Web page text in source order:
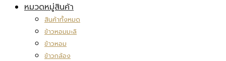
หมวดหมู่สินค้า
สินค้าทั้งหมด
ข้าวหอมมะลิ
ข้าวหอม
ข้าวกล้อง